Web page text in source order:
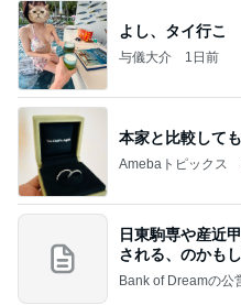
よし、タイ行こ
与儀大介 1日前
本家と比較して
Amebaトピックス
日東駒専や産近
される、のかもし
Bank of Dreamの公